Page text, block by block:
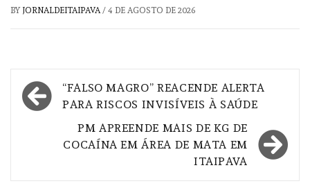
BY JORNALDEITAIPAVA/ 4 DE AGOSTO DE 2026
Navegação
de
“FALSO MAGRO” REACENDE ALERTA
PARA RISCOS INVISÍVEIS À SAÚDE
PM APREENDE MAIS DE KG DE
COCAÍNA EM ÁREA DE MATA EM
ITAIPAVA